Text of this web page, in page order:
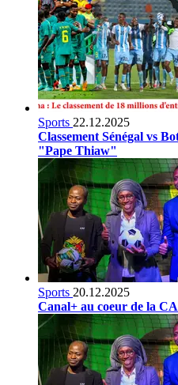
Sports 22.12.2025
Classement Sénégal vs
"Pape Thiaw"
Sports 20.12.2025
Canal+ au coeur de la